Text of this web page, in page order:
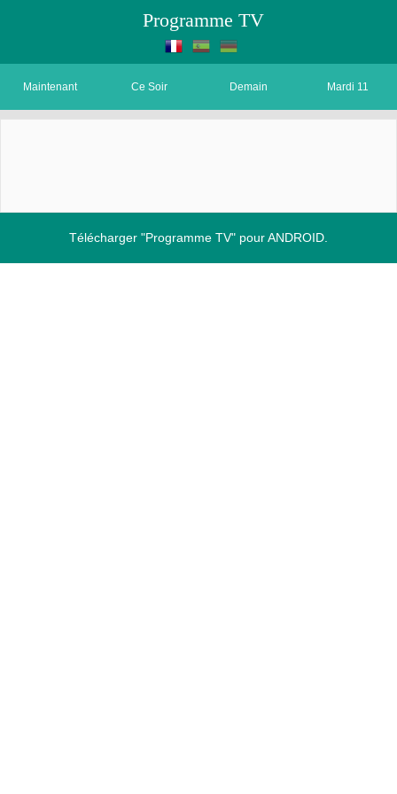
Programme TV
Maintenant Ce Soir Demain Mardi 11
Télécharger "Programme TV" pour ANDROID.